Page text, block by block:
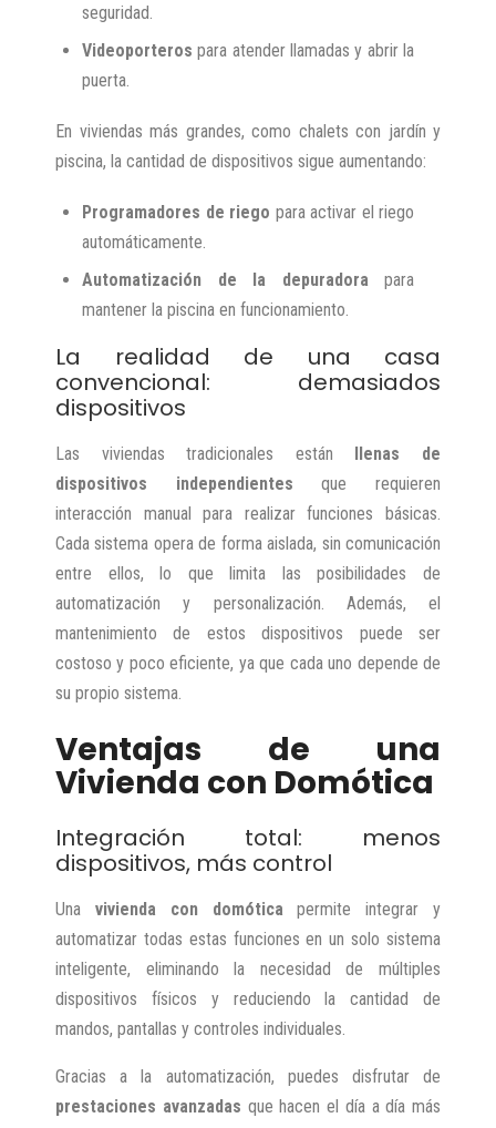
seguridad.
Videoporteros para atender llamadas y abrir la
puerta.
En viviendas más grandes, como chalets con jardín y
piscina, la cantidad de dispositivos sigue aumentando:
Programadores de riego para activar el riego
automáticamente.
Automatización de la depuradora para
mantener la piscina en funcionamiento.
La realidad de una casa
convencional: demasiados
dispositivos
Las viviendas tradicionales están llenas de
dispositivos independientes que requieren
interacción manual para realizar funciones básicas.
Cada sistema opera de forma aislada, sin comunicación
entre ellos, lo que limita las posibilidades de
automatización y personalización. Además, el
mantenimiento de estos dispositivos puede ser
costoso y poco eficiente, ya que cada uno depende de
su propio sistema.
Ventajas de una
Vivienda con Domótica
Integración total: menos
dispositivos, más control
Una vivienda con domótica permite integrar y
automatizar todas estas funciones en un solo sistema
inteligente, eliminando la necesidad de múltiples
dispositivos físicos y reduciendo la cantidad de
mandos, pantallas y controles individuales.
Gracias a la automatización, puedes disfrutar de
prestaciones avanzadas que hacen el día a día más